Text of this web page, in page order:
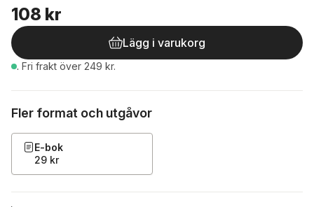
108 kr
Lägg i varukorg
. Fri frakt över 249 kr.
Fler format och utgåvor
E-bok
29 kr